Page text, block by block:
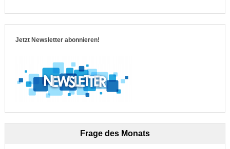
Jetzt Newsletter abonnieren!
Frage des Monats